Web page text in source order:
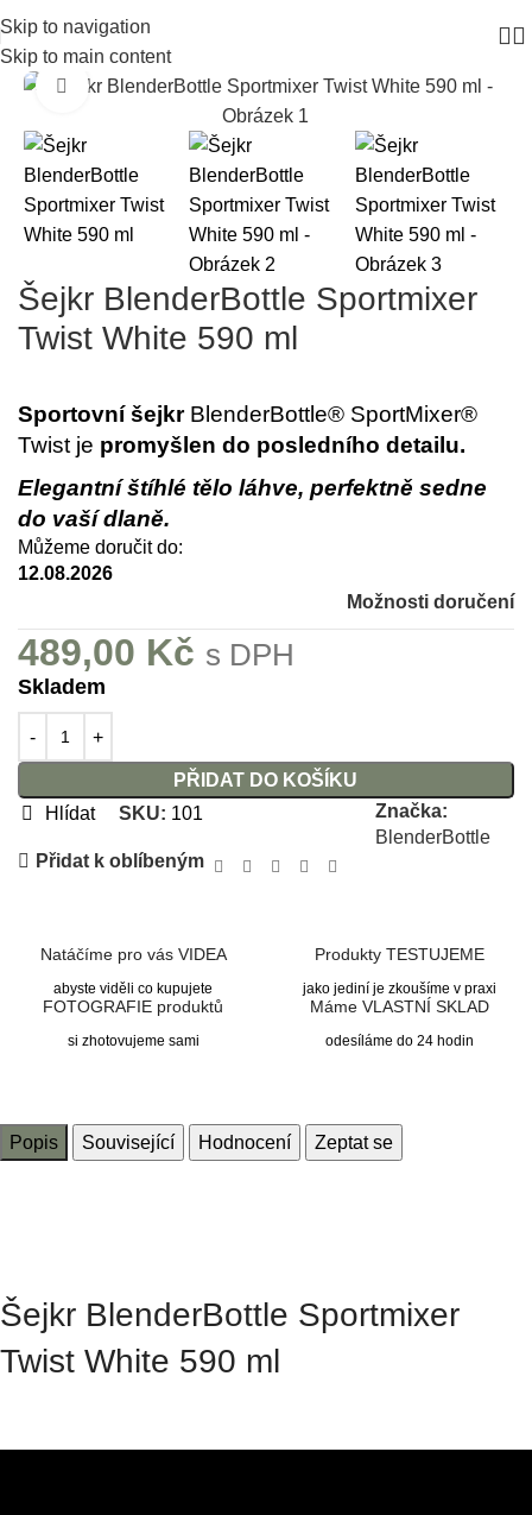
Skip to navigation
Skip to main content
Click to enlarge
Šejkr BlenderBottle Sportmixer
Twist White 590 ml
Sportovní šejkrBlenderBottle® SportMixer®
Twist je promyšlen do posledního detailu.
Elegantní štíhlé tělo láhve, perfektně sedne
do vaší dlaně.
Můžeme doručit do:
12.08.2026
Možnosti doručení
489,00 Kč s DPH
Skladem
PŘIDAT DO KOŠÍKU
Hlídat
SKU: 101
Značka:
BlenderBottle
Přidat k oblíbeným
Natáčíme pro vás VIDEA
abyste viděli co kupujete
Produkty TESTUJEME
jako jediní je zkoušíme v praxi
FOTOGRAFIE produktů
si zhotovujeme sami
Máme VLASTNÍ SKLAD
odesíláme do 24 hodin
Popis Související Hodnocení Zeptat se
Šejkr BlenderBottle Sportmixer
Twist White 590 ml